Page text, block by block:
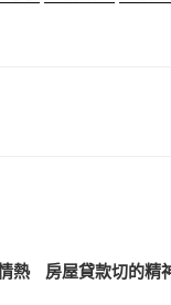
熱
房屋貸款切的精